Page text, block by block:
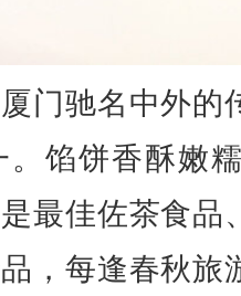
门驰名中外的
。馅饼香酥嫩
最佳佐茶食品
，每逢春秋旅